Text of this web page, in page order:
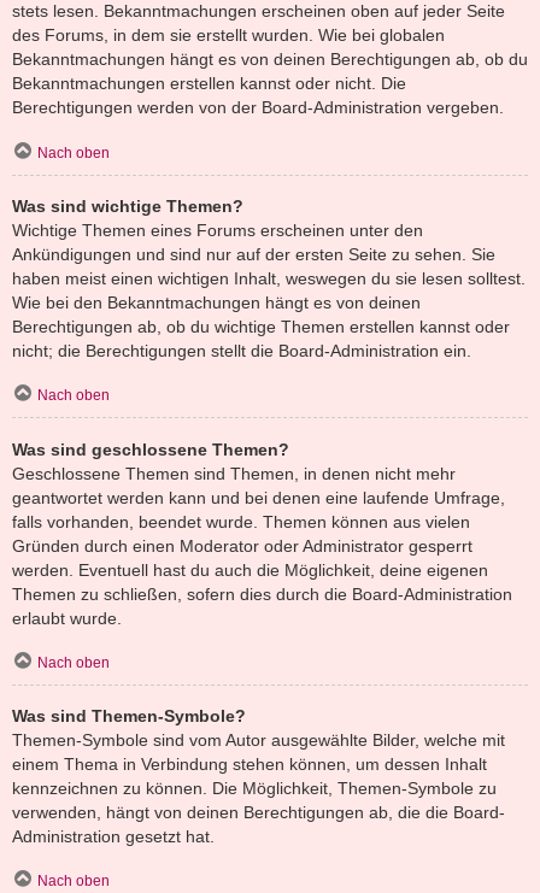
stets lesen. Bekanntmachungen erscheinen oben auf jeder Seite
des Forums, in dem sie erstellt wurden. Wie bei globalen
Bekanntmachungen hängt es von deinen Berechtigungen ab, ob du
Bekanntmachungen erstellen kannst oder nicht. Die
Berechtigungen werden von der Board-Administration vergeben.
Nach oben
Was sind wichtige Themen?
Wichtige Themen eines Forums erscheinen unter den
Ankündigungen und sind nur auf der ersten Seite zu sehen. Sie
haben meist einen wichtigen Inhalt, weswegen du sie lesen solltest.
Wie bei den Bekanntmachungen hängt es von deinen
Berechtigungen ab, ob du wichtige Themen erstellen kannst oder
nicht; die Berechtigungen stellt die Board-Administration ein.
Nach oben
Was sind geschlossene Themen?
Geschlossene Themen sind Themen, in denen nicht mehr
geantwortet werden kann und bei denen eine laufende Umfrage,
falls vorhanden, beendet wurde. Themen können aus vielen
Gründen durch einen Moderator oder Administrator gesperrt
werden. Eventuell hast du auch die Möglichkeit, deine eigenen
Themen zu schließen, sofern dies durch die Board-Administration
erlaubt wurde.
Nach oben
Was sind Themen-Symbole?
Themen-Symbole sind vom Autor ausgewählte Bilder, welche mit
einem Thema in Verbindung stehen können, um dessen Inhalt
kennzeichnen zu können. Die Möglichkeit, Themen-Symbole zu
verwenden, hängt von deinen Berechtigungen ab, die die Board-
Administration gesetzt hat.
Nach oben